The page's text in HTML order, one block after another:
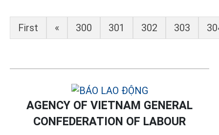
First « 300 301 302 303
AGENCY OF VIETNAM GENERAL
CONFEDERATION OF LABOUR